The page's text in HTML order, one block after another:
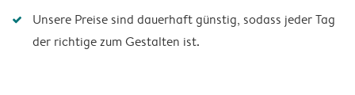
Unsere Preise sind dauerhaft günstig, sodass jeder Tag
der richtige zum Gestalten ist.